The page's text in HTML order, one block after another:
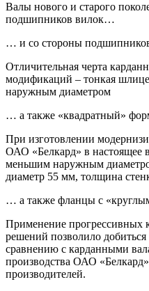
Валы нового и старого
подшипников вилок…
… и со стороны
Отличительная черта
модификаций – тонкая
наружным диаметром
… а также «квадратный»
При изготовлении
ОАО «Белкард» в настоящее
меньшим наружным
диаметр 55 мм, толщина
… а также фланцы с
Применение прогрессивных
решений позволило
сравнению с карданными
производства ОАО
производителей.